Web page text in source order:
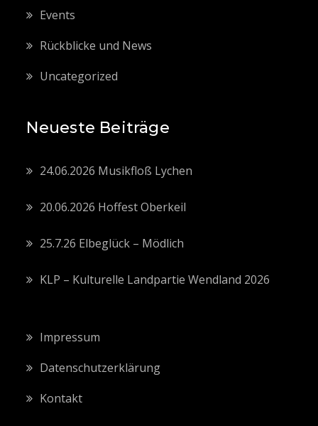
Events
Rückblicke und News
Uncategorized
Neueste Beiträge
24.06.2026 Musikfloß Lychen
20.06.2026 Hoffest Oberkeil
25.7.26 Elbeglück – Mödlich
KLP – Kulturelle Landpartie Wendland 2026
Impressum
Datenschutzerklärung
Kontakt